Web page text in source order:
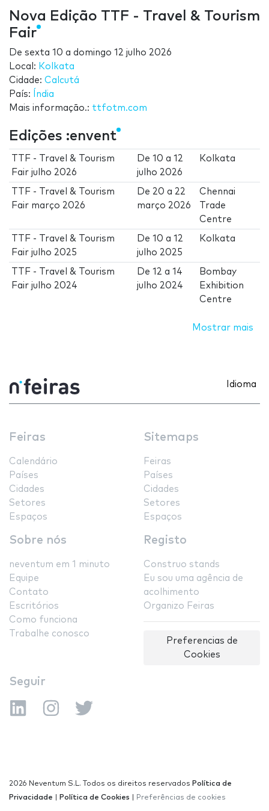
Nova Edição TTF - Travel & Tourism
Fair
De sexta 10 a domingo 12 julho 2026
Local: Kolkata
Cidade: Calcutá
País:
Índia
Mais informação.: ttfotm.com
Edições :envent
TTF - Travel & Tourism
Fair julho 2026
De10 a12
julho 2026
Kolkata
TTF - Travel & Tourism
Fair março 2026
De 20 a 22
março 2026
Chennai
Trade
Centre
TTF - Travel & Tourism
Fair julho 2025
De10 a12
julho 2025
Kolkata
TTF - Travel & Tourism
Fair julho 2024
De12 a14
julho 2024
Bombay
Exhibition
Centre
Mostrar mais
Idioma
Feiras
Calendário
Países
Cidades
Setores
Espaços
Sitemaps
Feiras
Países
Cidades
Setores
Espaços
Sobre nós
neventum em 1 minuto
Equipe
Contato
Escritórios
Como funciona
Trabalhe conosco
Registo
Construo stands
Eu sou uma agência de
acolhimento
Organizo Feiras
Preferencias de
Cookies
Seguir
2026 Neventum S.L. Todos os direitos reservados Política de
Privacidade
Política de Cookies Preferências de cookies